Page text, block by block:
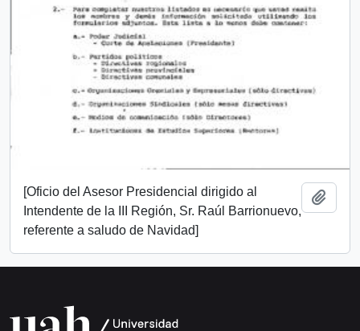
[Oficio del Asesor Presidencial dirigido al
Intendente de la III Región, Sr. Raúl Barrionuevo,
referente a saludo de Navidad]